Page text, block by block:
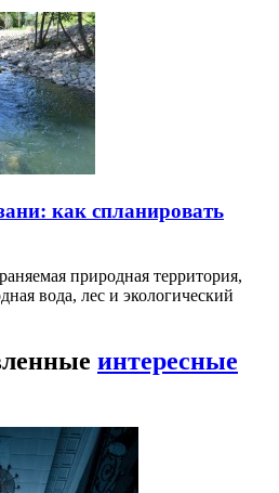
как спланировать
природная территория,
вода, лес и экологический
интересные